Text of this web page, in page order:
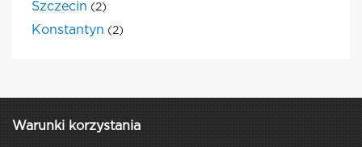
Szczecin (2)
Konstantyn (2)
Warunki korzystania